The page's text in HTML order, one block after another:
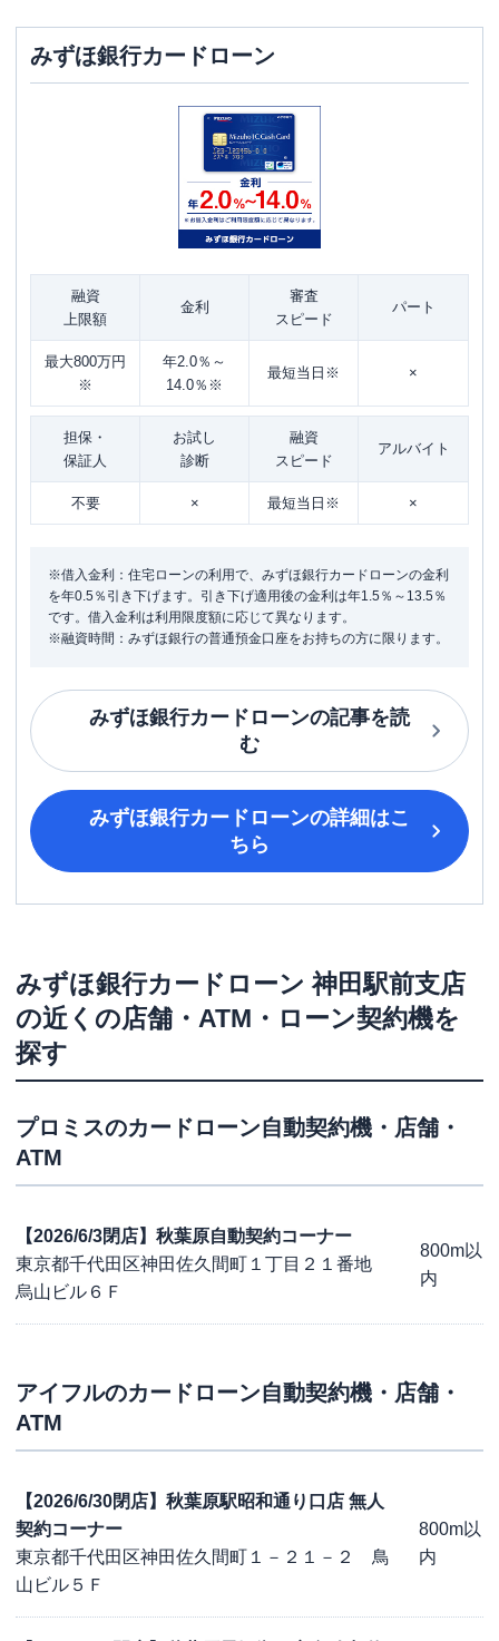
みずほ銀行カードローン
融資
上限額
金利
審査
スピード
パート
最大800万円
※
年2.0％～
14.0％※
最短当日※ ×
担保・
保証人
お試し
診断
融資
スピード
アルバイト
不要 × 最短当日※ ×
※借入金利：住宅ローンの利用で、みずほ銀行カードローンの金利
を年0.5％引き下げます。引き下げ適用後の金利は年1.5％～13.5％
です。借入金利は利用限度額に応じて異なります。
※融資時間：みずほ銀行の普通預金口座をお持ちの方に限ります。
みずほ銀行カードローンの記事を読
む
みずほ銀行カードローンの詳細はこ
ちら
みずほ銀行カードローン 神田駅前支店
の近くの店舗・ATM・ローン契約機を
探す
プロミスのカードローン自動契約機・店舗・
ATM
【2026/6/3閉店】秋葉原自動契約コーナー
東京都千代田区神田佐久間町１丁目２１番地
烏山ビル６Ｆ
800m以
内
アイフルのカードローン自動契約機・店舗・
ATM
【2026/6/30閉店】秋葉原駅昭和通り口店 無人
契約コーナー
東京都千代田区神田佐久間町１－２１－２ 鳥
山ビル５Ｆ
800m以
内